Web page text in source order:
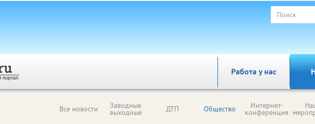
Работа у нас
Все новости Заводные
выходные ДТП Общество Интернет-
конференция